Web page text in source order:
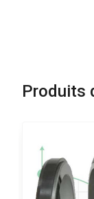
Produits